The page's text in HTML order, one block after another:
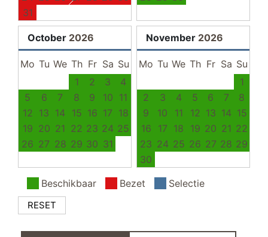
garderobe
31
October 2026
Mo Tu We Th Fr Sa Su
1
2 3
4
5
6 7 8 9 10 11
12 13 14 15 16 17 18
19 20 21 22 23 24 25
26 27 28 29 30 31
November 2026
Mo Tu We Th Fr Sa Su
1
2
3 4 5 6 7
8
9
10 11 12 13 14 15
16
17 18 19 20 21 22
23 24 25 26 27 28 29
30
Beschikbaar
Bezet Selectie
RESET